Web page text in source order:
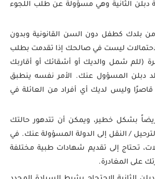
دبلن الثانية وهي مسؤولة عن طلب اللجوء
بلدك كطفل دون السن القانونية وبدون
ليست في صالحك إذا تقدمت بطلب
(للم شمل والديك أو أشقائك أو أقاربك
دبلن المسؤول عنك. الأمر نفسه ينطبق
وليس لديك أي أفراد من العائلة في
بشكل خطير، ويمكن أن تتدهور حالتك
/ النقل إلى الدولة المسؤولة عنك. في
تحتاج إلى تقديم شهادات طبية مختلفة
على المغادرة.